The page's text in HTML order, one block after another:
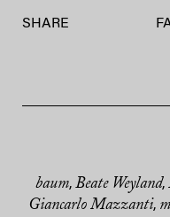
SHARE
baum, Beate Weyland,
Giancarlo Mazzanti,